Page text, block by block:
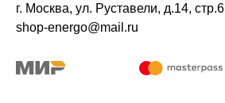
г. Москва, ул. Руставели, д.14, стр.6
shop-energo@mail.ru